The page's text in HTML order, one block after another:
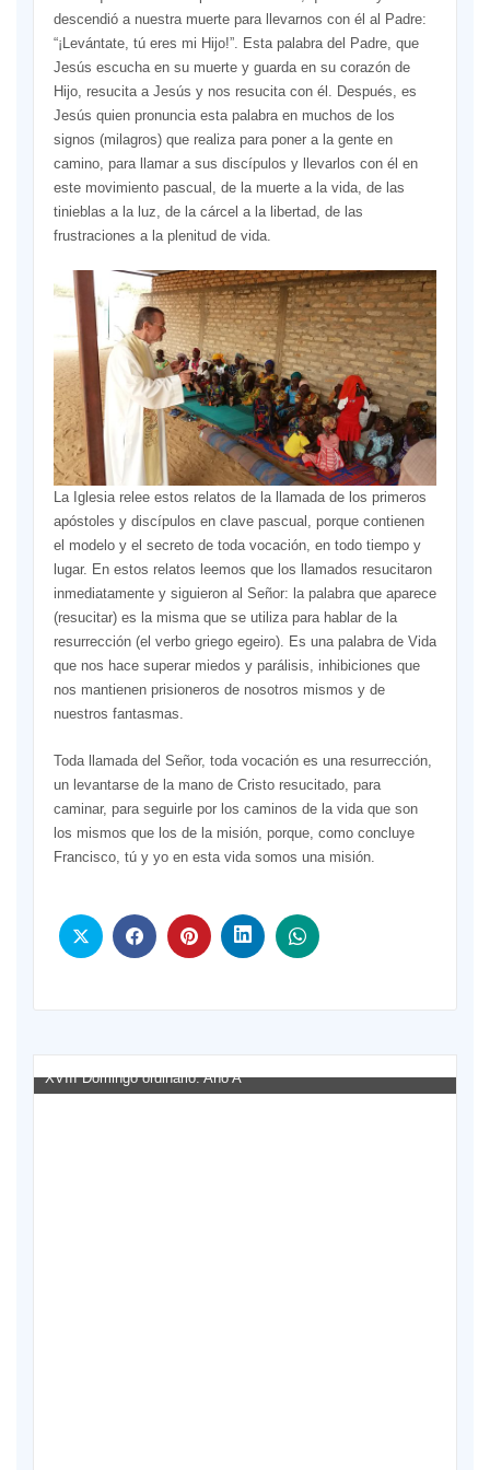
descendió a nuestra muerte para llevarnos con él al Padre:
“¡Levántate, tú eres mi Hijo!”. Esta palabra del Padre, que
Jesús escucha en su muerte y guarda en su corazón de
Hijo, resucita a Jesús y nos resucita con él. Después, es
Jesús quien pronuncia esta palabra en muchos de los
signos (milagros) que realiza para poner a la gente en
camino, para llamar a sus discípulos y llevarlos con él en
este movimiento pascual, de la muerte a la vida, de las
tinieblas a la luz, de la cárcel a la libertad, de las
frustraciones a la plenitud de vida.
La Iglesia relee estos relatos de la llamada de los primeros
apóstoles y discípulos en clave pascual, porque contienen
el modelo y el secreto de toda vocación, en todo tiempo y
lugar. En estos relatos leemos que los llamados resucitaron
inmediatamente y siguieron al Señor: la palabra que aparece
(resucitar) es la misma que se utiliza para hablar de la
resurrección (el verbo griego egeiro). Es una palabra de Vida
que nos hace superar miedos y parálisis, inhibiciones que
nos mantienen prisioneros de nosotros mismos y de
nuestros fantasmas.
Toda llamada del Señor, toda vocación es una resurrección,
un levantarse de la mano de Cristo resucitado, para
caminar, para seguirle por los caminos de la vida que son
los mismos que los de la misión, porque, como concluye
Francisco, tú y yo en esta vida somos una misión.